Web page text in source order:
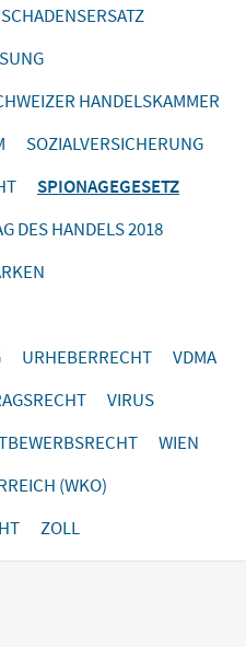
SCHADENSERSATZ
HANDELSKAMMER
SOZIALVERSICHERUNG
SPIONAGEGESETZ
DES HANDELS 2018
URHEBERRECHT
VDMA
VIRUS
WIEN
(WKO)
ZOLL